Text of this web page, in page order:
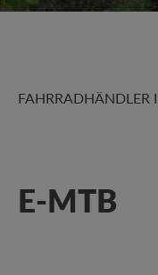
FAHRRADHÄNDLER
E-MTB